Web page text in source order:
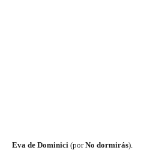
Eva de Dominici (porNo dormirás).